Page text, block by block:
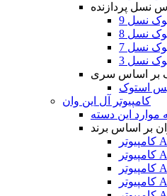
نسل پردازنده
نسل 9
نسل 8
نسل 7
نسل 3
بر اساس سری
کامپیوتر آل این وان
موارد این دسته
بر اساس برند